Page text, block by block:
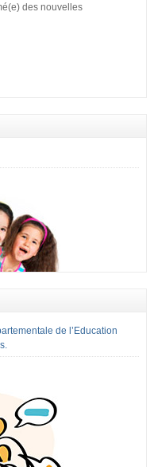
des nouvelles
de l’Education